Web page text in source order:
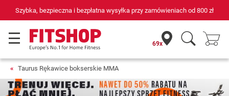
69 sklepów fitness i 75 własnych techników serwisowych
69x
Taurus Rękawice bokserskie MMA